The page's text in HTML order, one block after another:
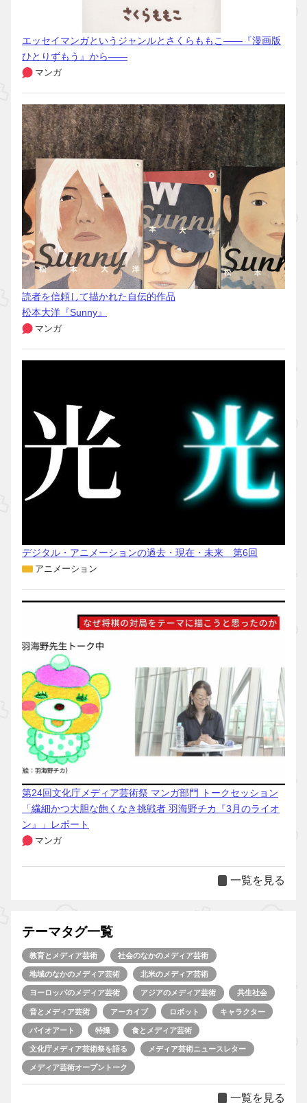
エッセイマンガというジャンルとさくらももこ――『漫画版
ひとりずもう』から――
マンガ
読者を信頼して描かれた自伝的作品
松本大洋『Sunny』
マンガ
デジタル・アニメーションの過去・現在・未来 第6回
アニメーション
第24回文化庁メディア芸術祭 マンガ部門 トークセッション
「繊細かつ大胆な飽くなき挑戦者 羽海野チカ『3月のライオ
ン』」レポート
マンガ
一覧を見る
テーマタグ一覧
教育とメディア芸術 社会のなかのメディア芸術
地域のなかのメディア芸術 北米のメディア芸術
ヨーロッパのメディア芸術 アジアのメディア芸術 共生社会
音とメディア芸術 アーカイブ ロボット キャラクター
バイオアート 特撮 食とメディア芸術
文化庁メディア芸術祭を語る メディア芸術ニュースレター
メディア芸術オープントーク
一覧を見る